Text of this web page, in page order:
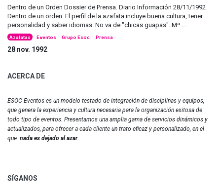
Dentro de un Orden Dossier de Prensa. Diario Información 28/11/1992
Dentro de un orden. El perfil de la azafata incluye buena cultura, tener
personalidad y saber idiomas. No va de "chicas guapas". Mª ...
Azafatas Eventos Grupo Esoc Prensa
28 nov. 1992
ACERCA DE
ESOC Eventos es un modelo testado de integración de disciplinas y equipos,
que genera la experiencia y cultura necesaria para la organización exitosa de
todo tipo de eventos. Presentamos una amplia gama de servicios dinámicos y
actualizados, para ofrecer a cada cliente un trato eficaz y personalizado, en el
que nada es dejado al azar
SÍGANOS